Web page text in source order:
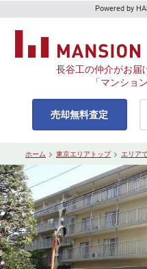
Powered by
長谷工の仲介がお届
「マンショ
売却無料査定
ホーム 東京エリアトップ エリア